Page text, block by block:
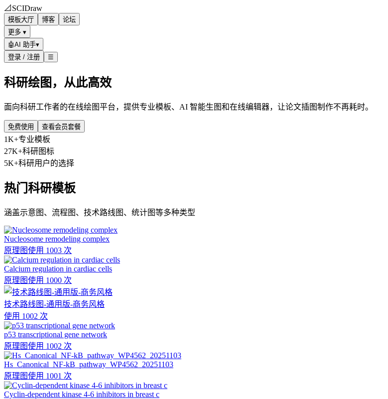
📐 SCIDraw
模板大厅 博客
论坛
更多 ▾
🤖AI 助手▾
登录 / 注册
☰
科研绘图，从此高效
面向科研工作者的在线绘图平台，提供专业模板、AI 智能生图和在线编辑器，让论文插图制作不再耗时。
免费使用 查看会员套餐
1K+专业模板
27K+科研图标
5K+科研用户的选择
热门科研模板
涵盖示意图、流程图、技术路线图、统计图等多种类型
Nucleosome remodeling complex
原理图使用 1003 次
Calcium regulation in cardiac cells
原理图使用 1000 次
技术路线图-通用版-商务风格
使用 1002 次
p53 transcriptional gene network
原理图使用 1002 次
Hs_Canonical_NF-kB_pathway_WP4562_20251103
原理图使用 1001 次
Cyclin-dependent kinase 4-6 inhibitors in breast c